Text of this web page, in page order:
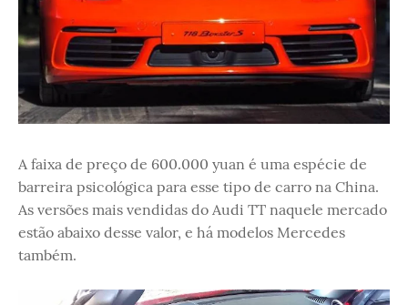
A faixa de preço de 600.000 yuan é uma espécie de
barreira psicológica para esse tipo de carro na China.
As versões mais vendidas do Audi TT naquele mercado
estão abaixo desse valor, e há modelos Mercedes
também.